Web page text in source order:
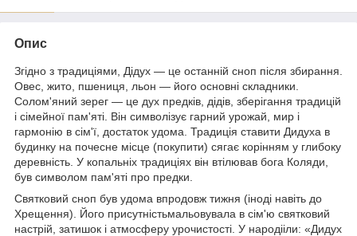
Опис
Згідно з традиціями, Дідух — це останній сноп після збирання.
Овес, жито, пшениця, льон — його основні складники.
Солом'яний зерег — це дух предків, дідів, зберігання традицій
і сімейної пам'яті. Він символізує гарний урожай, мир і
гармонію в сім'ї, достаток удома. Традиція ставити Дидуха в
будинку на почесне місце (покупити) сягає корінням у глибоку
деревність. У копальніх традиціях він втілював бога Коляди,
був символом пам'яті про предки.
Святковий сноп був удома впродовж тижня (іноді навіть до
Хрещення). Його присутністьмальовувала в сім'ю святковий
настрій, затишок і атмосферу урочистості. У народііли: «Дидух